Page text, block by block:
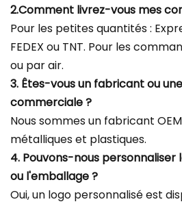
2.Comment livrez-vous mes
Pour les petites quantités :
FEDEX ou TNT. Pour les
ou par air.
3. Êtes-vous un fabricant ou
commerciale ?
Nous sommes un fabricant
métalliques et plastiques.
4. Pouvons-nous personnaliser
ou l'emballage ?
Oui, un logo personnalisé est